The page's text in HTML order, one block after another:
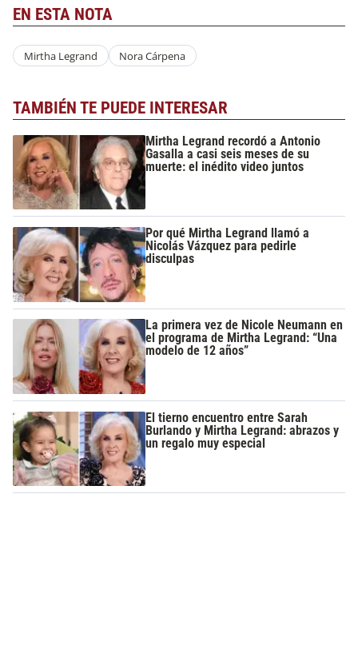
EN ESTA NOTA
Mirtha Legrand Nora Cárpena
TAMBIÉN TE PUEDE INTERESAR
Mirtha Legrand recordó a Antonio
Gasalla a casi seis meses de su
muerte: el inédito video juntos
Por qué Mirtha Legrand llamó a
Nicolás Vázquez para pedirle
disculpas
La primera vez de Nicole Neumann en
el programa de Mirtha Legrand: “Una
modelo de 12 años”
El tierno encuentro entre Sarah
Burlando y Mirtha Legrand: abrazos y
un regalo muy especial